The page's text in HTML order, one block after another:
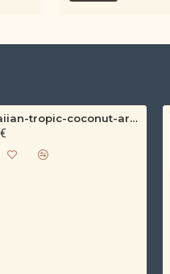
hawaiian-tropic-coconut-argan-dry-oil-spf-30-spray-200ml